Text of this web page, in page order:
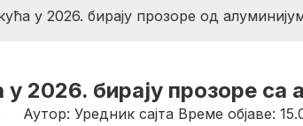
у 2026. бирају прозоре од
2026. бирају прозоре
Аутор: Уредник сајта Време објаве: